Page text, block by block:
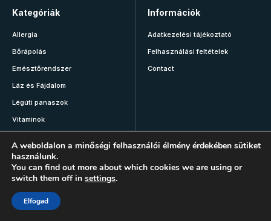
Kategóriák
Allergia
Bőrápolás
Emésztőrendszer
Láz és Fájdalom
Légúti panaszok
Vitaminok
Információk
Adatkezelési tájékoztató
Felhasználási feltételek
Contact
Az oldalon megjelenő tartalmak kizárólag tájékoztató és
A weboldalon a minőségi felhasználói élmény érdekében sütiket
használunk.
You can find out more about which cookies we are using or
switch them off in settings.
Elfogad